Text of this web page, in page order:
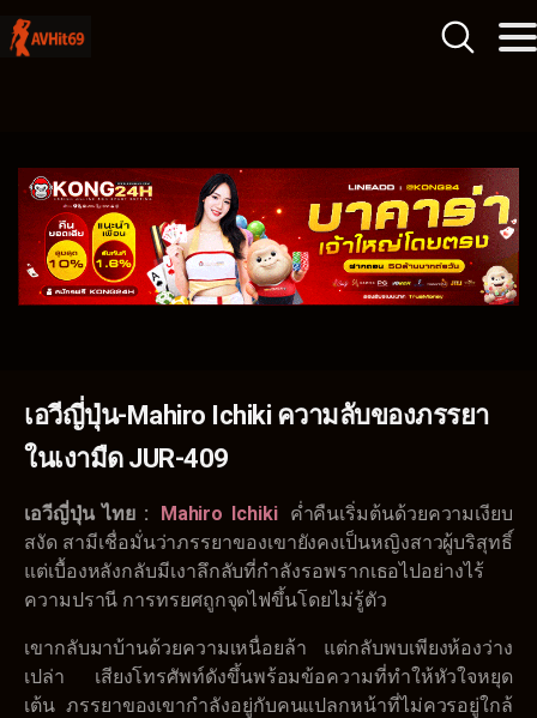
เอวีญี่ปุ่น-Mahiro Ichiki ความลับของภรรยา
ในเงามืด JUR-409
เอวีญี่ปุ่น ไทย : Mahiro Ichiki
ค่ำคืนเริ่มต้นด้วยความเงียบ
สงัด สามีเชื่อมั่นว่าภรรยาของเขายังคงเป็นหญิงสาวผู้บริสุทธิ์
แต่เบื้องหลังกลับมีเงาลึกลับที่กำลังรอพรากเธอไปอย่างไร้
ความปรานี การทรยศถูกจุดไฟขึ้นโดยไม่รู้ตัว
เขากลับมาบ้านด้วยความเหนื่อยล้า แต่กลับพบเพียงห้องว่าง
เปล่า เสียงโทรศัพท์ดังขึ้นพร้อมข้อความที่ทำให้หัวใจหยุด
เต้น ภรรยาของเขากำลังอยู่กับคนแปลกหน้าที่ไม่ควรอยู่ใกล้